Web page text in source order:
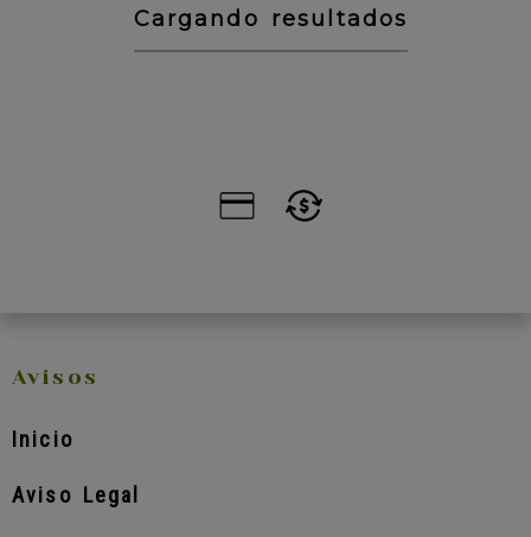
Cargando resultados
Avisos
Inicio
Aviso Legal